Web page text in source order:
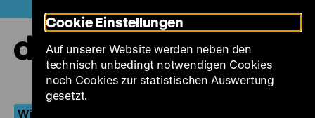
zum
Seiteninhalt
springen
Wiederentdeckt
Cookie Einstellungen
Auf unserer Website werden neben den
technisch unbedingt notwendigen Cookies
noch Cookies zur statistischen Auswertung
gesetzt.